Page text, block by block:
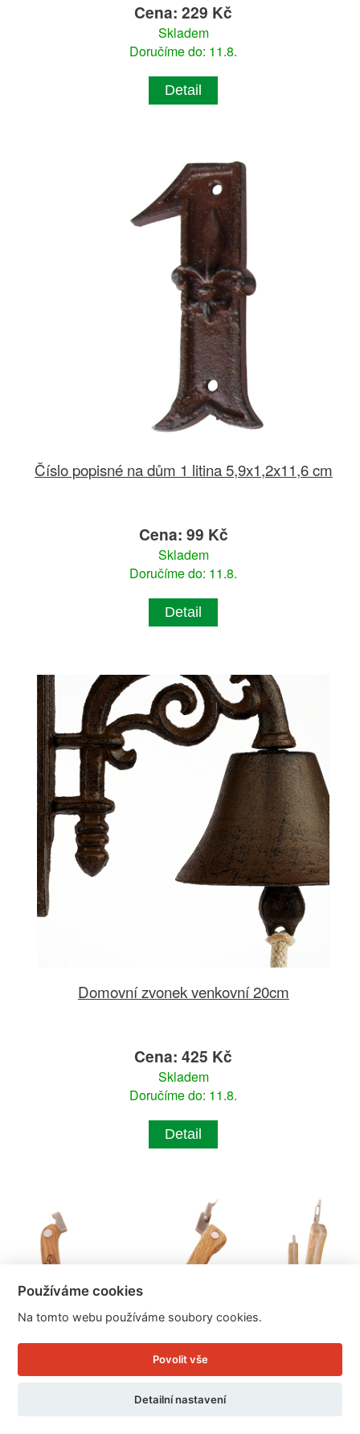
Cena: 229 Kč
Skladem
Doručíme do: 11.8.
Detail
Číslo popisné na dům 1 litina 5,9x1,2x11,6 cm
Cena: 99 Kč
Skladem
Doručíme do: 11.8.
Detail
Domovní zvonek venkovní 20cm
Cena: 425 Kč
Skladem
Doručíme do: 11.8.
Detail
Používáme cookies
Na tomto webu používáme soubory cookies.
Povolit vše
Detailní nastavení